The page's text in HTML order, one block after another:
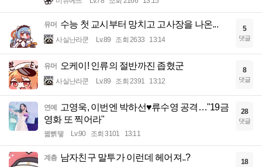
유머 수능 첫 교시부터 망치고 고사장을 나온...
사실난라쿤 Lv.89 조회 2633 13:14
5
댓글
유머 오케이! 인류의 절반까진 좁혔군
사실난라쿤 Lv.89 조회 2391 13:12
8
댓글
연예
고영욱, 이번엔 박하선♥류수영 공격…"19금
영화 또 찍어라"
꿻뻵뗗 Lv.90 조회 3101 13:11
28
댓글
계층 남자친구 말투가 이런데 헤어져..? 18